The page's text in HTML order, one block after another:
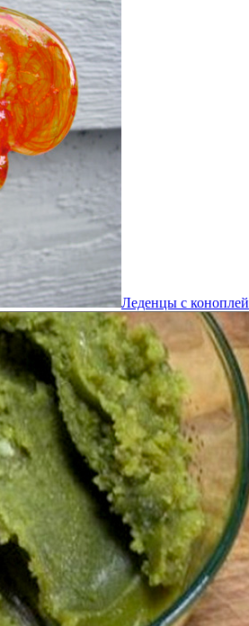
Леденцы с коноплей